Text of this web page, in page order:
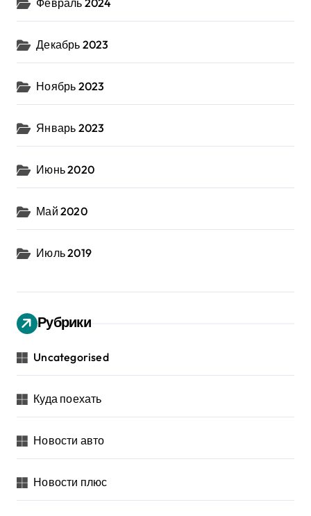
Февраль 2024
Декабрь 2023
Ноябрь 2023
Январь 2023
Июнь 2020
Май 2020
Июль 2019
Рубрики
Uncategorised
Куда поехать
Новости авто
Новости плюс